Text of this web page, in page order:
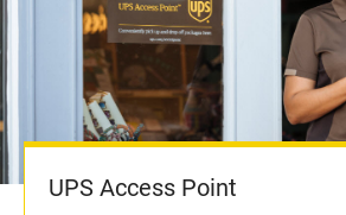
UPS Access Point